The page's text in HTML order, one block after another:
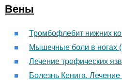
Вены
Тромбофлебит нижних
Мышечные боли в ногах
Лечение трофических
Болезнь Кенига. Лечение